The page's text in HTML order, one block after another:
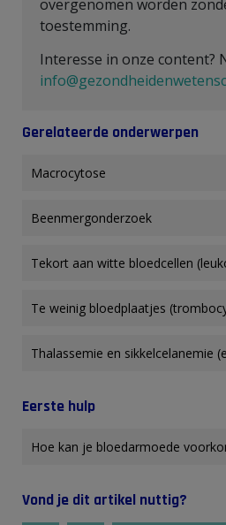
overgenomen worden
toestemming.
Interesse in onze content?
Gerelateerde onderwerpen
Macrocytose
Beenmergonderzoek
Tekort aan witte bloedcellen
Te weinig bloedplaatjes
Thalassemie en sikkelcelanemie
Eerste hulp
Hoe kan je bloedarmoede
Vond je dit artikel nuttig?